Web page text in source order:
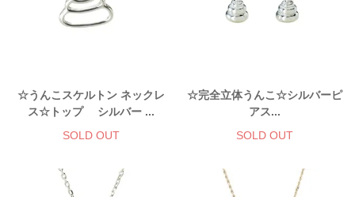
☆うんこスケルトン ネックレ
ス☆トップ シルバー ...
SOLD OUT
☆完全立体うんこ☆シルバーピ
アス...
SOLD OUT